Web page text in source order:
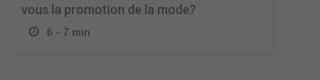
vous la promotion de la mode?
6 - 7 min